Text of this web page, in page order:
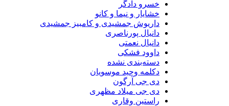
خسرو دادگر
خشایار و نیما و کانو
داریوش جمشیدی و کامبیز جمشیدی
دانیال پورناصری
دانیال نعمتی
داوود فشکی
دسته‌بندی نشده
دکلمه وحید موسویان
دی جی آرگون
دی جی میلاد مظهری
راستین وقاری